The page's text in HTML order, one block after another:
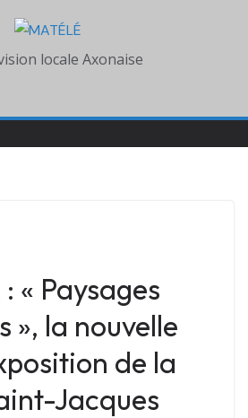
locale Axonaise
: « Paysages
», la nouvelle
de la
Jacques